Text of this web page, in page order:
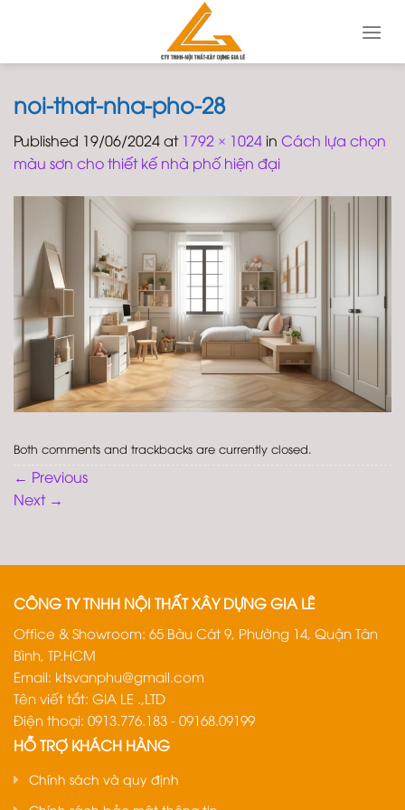
noi-that-nha-pho-28
Published 19/06/2024at 1792 × 1024 in Cách lựa chọn
màu sơn cho thiết kế nhà phố hiện đại
Both comments and trackbacks are currently closed.
← Previous
Next →
CÔNG TY TNHH NỘI THẤT XÂY DỰNG GIA LÊ
Office & Showroom: 65 Bàu Cát 9, Phường 14, Quận Tân
Bình, TP.HCM
Email: ktsvanphu@gmail.com
Tên viết tắt: GIA LE .,LTD
Điện thoại: 0913.776.183 - 09168.09199
HỖ TRỢ KHÁCH HÀNG
Chính sách và quy định